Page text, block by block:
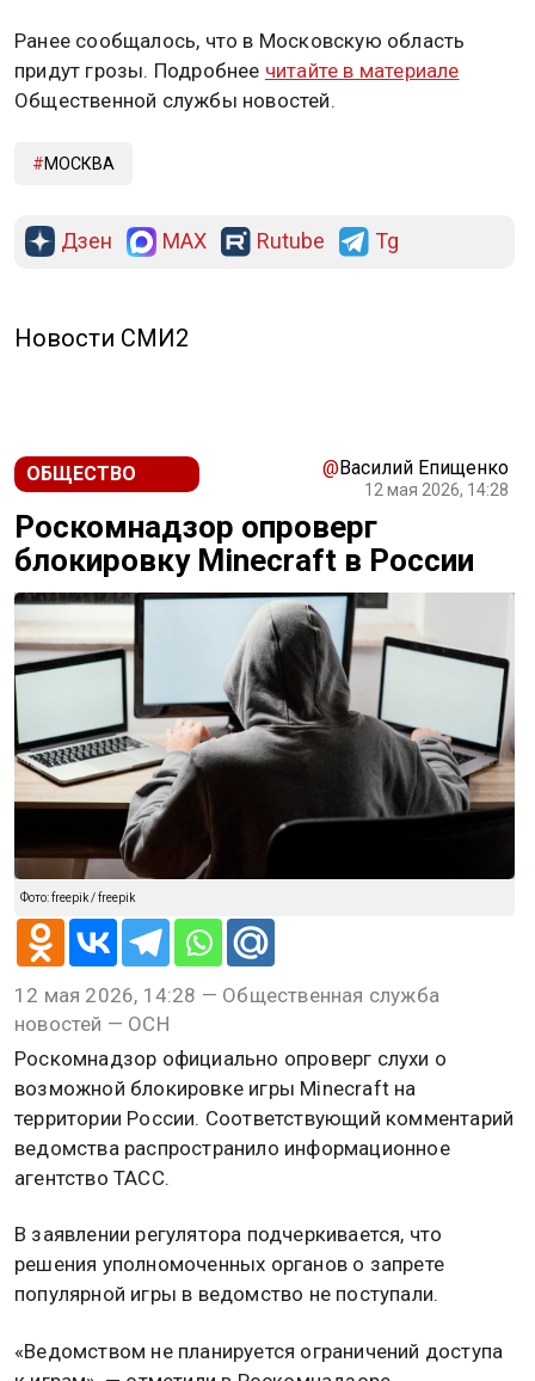
Ранее сообщалось, что в Московскую область
придут грозы. Подробнее читайте в материале
Общественной службы новостей.
МОСКВА
Дзен MAX Rutube Tg
Новости СМИ2
ОБЩЕСТВО @Василий Епищенко
12 мая 2026, 14:28
Роскомнадзор опроверг
блокировку Minecraft в России
Фото: freepik / freepik
12 мая 2026, 14:28 — Общественная служба
новостей — ОСН
Роскомнадзор официально опроверг слухи о
возможной блокировке игры Minecraft на
территории России. Соответствующий комментарий
ведомства распространило информационное
агентство ТАСС.
В заявлении регулятора подчеркивается, что
решения уполномоченных органов о запрете
популярной игры в ведомство не поступали.
«Ведомством не планируется ограничений доступа